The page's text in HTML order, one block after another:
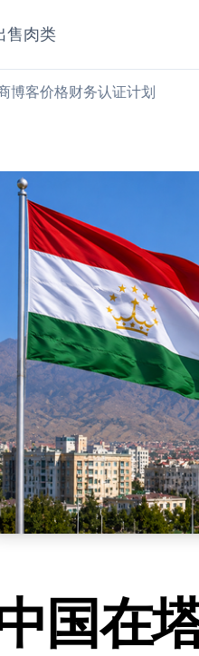
售肉类
博客价格财务认证计划
国在